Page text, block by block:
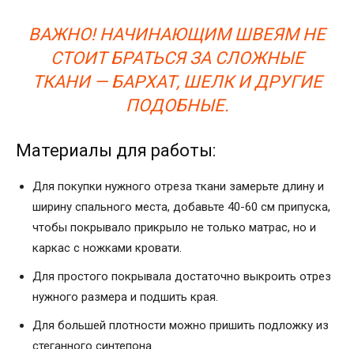
ВАЖНО! НАЧИНАЮЩИМ ШВЕЯМ НЕ
СТОИТ БРАТЬСЯ ЗА СЛОЖНЫЕ
ТКАНИ — БАРХАТ, ШЕЛК И ДРУГИЕ
ПОДОБНЫЕ.
Материалы для работы:
Для покупки нужного отреза ткани замерьте длину и
ширину спального места, добавьте 40-60 см припуска,
чтобы покрывало прикрыло не только матрас, но и
каркас с ножками кровати.
Для простого покрывала достаточно выкроить отрез
нужного размера и подшить края.
Для большей плотности можно пришить подложку из
стеганного синтепона.